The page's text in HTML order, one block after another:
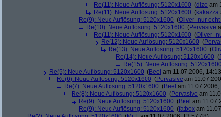
Re(11): Neue Auflösung: 5120x1600 (dizo am
Re(11): Neue Auflösung: 5120x1600 (kakazza
Re(9): Neue Auflösung: 5120x1600 (Oliver_nur
Re(10): Neue Auflösung: 5120x1600 (Pervasive
Re(11): Neue Auflösung: 5120x1600 (
Re(12): Neue Auflösung: 5120x1600 (
Re(13): Neue Auflösung: 5120x1600 (
Re(14): Neue Auflösung: 5120x1600 (
Re(15): Neue Auflösung: 5120x1600
Re(5): Neue Auflösung: 5120x1600 (Beel am 11.07.2006,
Re(6): Neue Auflösung: 5120x1600 (Pervasive am
Re(7): Neue Auflösung: 5120x1600 (Beel am 11.07.2006,
Re(8): Neue Auflösung: 5120x1600 (Pervasive am
Re(9): Neue Auflösung: 5120x1600 (Beel am
Re(9): Neue Auflösung: 5120x1600 (fatbox am